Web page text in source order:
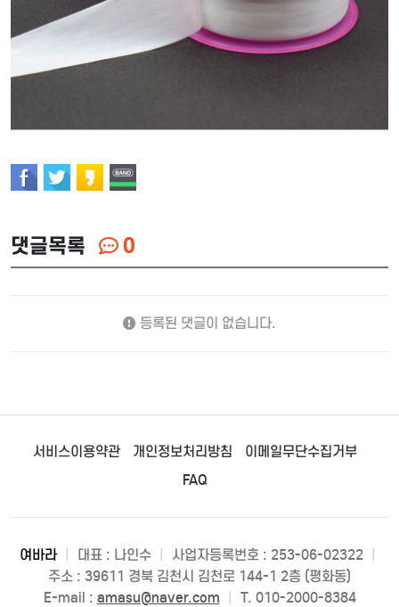
댓글목록 0
등록된 댓글이 없습니다.
서비스이용약관 개인정보처리방침
이메일무단수집거부
FAQ
여바라 대표 : 나인수 사업자등록번호 : 253-06-02322
주소 : 39611 경북 김천시 김천로 144-1 2층 (평화동)
E-mail : amasu@naver.com T. 010-2000-8384